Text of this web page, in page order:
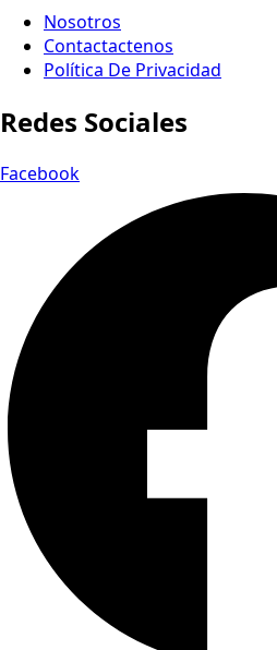
Nosotros
Contactactenos
Política De Privacidad
Redes Sociales
Facebook